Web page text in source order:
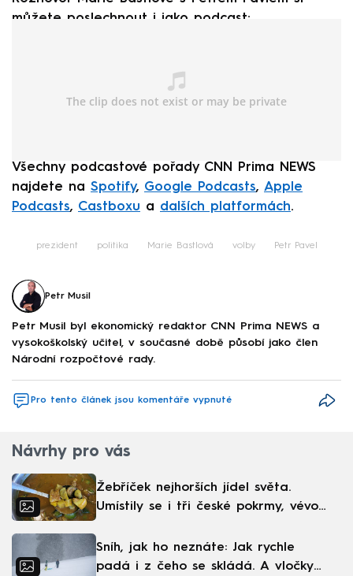
můžete poslechnout i jako podcast:
Všechny podcastové pořady CNN Prima NEWS
najdete na Spotify, Google Podcasts, Apple
Podcasts, Castboxu a dalších platformách.
prezident politika Marie Bastlová volby Petr Pavel
Petr Musil
Petr Musil byl ekonomický redaktor CNN Prima NEWS a
vysokoškolský učitel, v současné době působí jako člen
Národní rozpočtové rady.
Pro tento článek jsou komentáře vypnuté
Návrhy pro vás
Žebříček nejhorších jídel světa.
Umístily se i tři české pokrmy, vévodí
Sníh, jak ho neznáte: Jak rychle
padá i z čeho se skládá. A vločky